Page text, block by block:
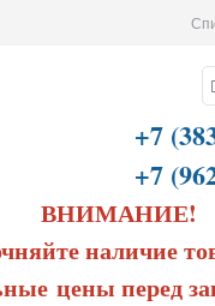
+7
+7
ВНИМАНИЕ!
наличие
цены перед